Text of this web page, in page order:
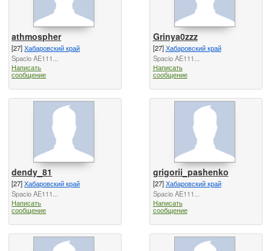
athmospher
[27]Хабаровский край
Spacio AE111...
Написать
сообщение
Grinya0zzz
[27]Хабаровский край
Spacio AE111...
Написать
сообщение
dendy_81
[27]Хабаровский край
Spacio AE111...
Написать
сообщение
grigorii_pashenko
[27]Хабаровский край
Spacio AE111...
Написать
сообщение